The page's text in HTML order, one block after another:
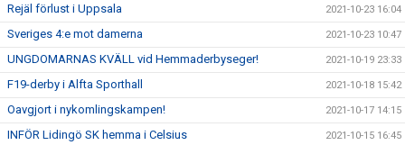
Rejäl förlust i Uppsala 2021-10-23 16:04
Sveriges 4:e mot damerna 2021-10-23 10:47
UNGDOMARNAS KVÄLL vid Hemmaderbyseger! 2021-10-19 23:33
F19-derby i Alfta Sporthall 2021-10-18 15:42
Oavgjort i nykomlingskampen! 2021-10-17 14:15
INFÖR Lidingö SK hemma i Celsius 2021-10-15 16:45